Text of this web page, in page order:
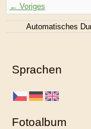
← Voriges
Automatisches
Sprachen
Fotoalbum